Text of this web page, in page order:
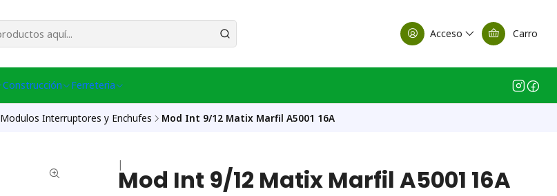
Acceso Carro
Construcción Ferreteria
Modulos Interruptores y Enchufes Mod Int 9/12 Matix Marfil A5001 16A
|
Mod Int 9/12 Matix Marfil A5001 16A